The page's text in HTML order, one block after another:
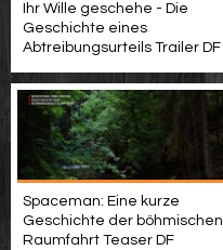
Ihr Wille geschehe - Die
Geschichte eines
Abtreibungsurteils Trailer DF
Spaceman: Eine kurze
Geschichte der böhmischen
Raumfahrt Teaser DF